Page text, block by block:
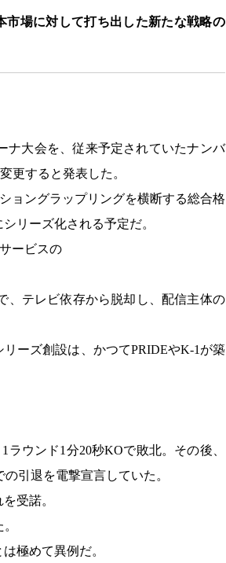
市場に対して打ち出した新たな戦略の
ナ大会を、従来予定されていたナンバ
更すると発表した。
ョングラップリングを横断する総合格
リーズ化される予定だ。
ービスの
、テレビ依存から脱却し、配信主体の
ーズ創設は、かつてPRIDEやK-1が築
ウンド1分20秒KOで敗北。その後、
引退を電撃宣言していた。
受諾。
極めて異例だ。